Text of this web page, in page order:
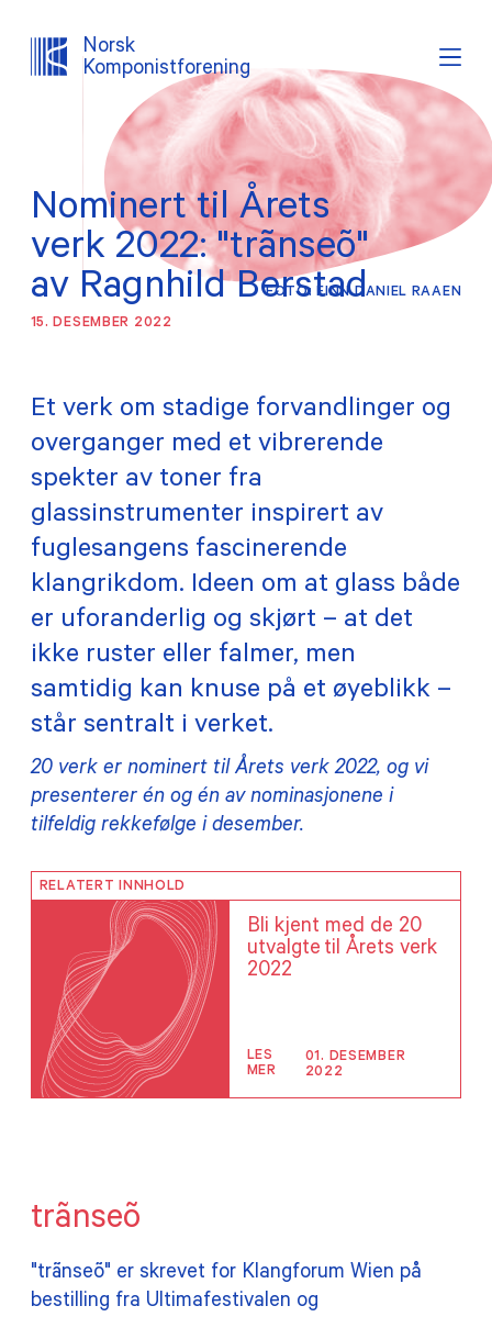
Norsk
Komponistforening
Logg inn Lystema
OM NKF
AKTUELT
TJENESTER
TILSKUDD
MEDLEMSKAP
PRAKTISK INFORMASJON
FOTO: FINN DANIEL RAAEN
Nominert til Årets
verk 2022: "trãnseõ"
av Ragnhild Berstad
15. DESEMBER 2022
Et verk om stadige forvandlinger og
overganger med et vibrerende
spekter av toner fra
glassinstrumenter inspirert av
fuglesangens fascinerende
klangrikdom. Ideen om at glass både
er uforanderlig og skjørt – at det
ikke ruster eller falmer, men
samtidig kan knuse på et øyeblikk –
står sentralt i verket.
20 verk er nominert til Årets verk 2022, og vi
presenterer én og én av nominasjonene i
tilfeldig rekkefølge i desember.
RELATERT INNHOLD
Bli kjent med de 20
utvalgte til Årets verk
2022
LES
MER
01. DESEMBER
2022
trãnseõ
"trãnseõ" er skrevet for Klangforum Wien på
bestilling fra Ultimafestivalen og